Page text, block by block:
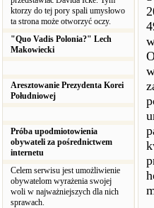
ktorzy do tej pory spali umysłowo
ta strona może otworzyć oczy.
"Quo Vadis Polonia?" Lech
Makowiecki
Aresztowanie Prezydenta Korei
Południowej
Próba upodmiotowienia
obywateli za pośrednictwem
internetu
Celem serwisu jest umożliwienie
obywatelom wyrażenia swojej
woli w najważniejszych dla nich
sprawach.